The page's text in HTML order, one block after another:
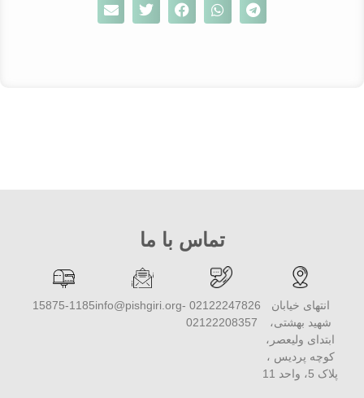
تماس با ما
انتهای خیابان
شهید بهشتی،
ابتدای ولیعصر،
کوچه پردیس ،
پلاک 5، واحد 11
02122247826 -
02122208357
info@pishgiri.org
15875-1185